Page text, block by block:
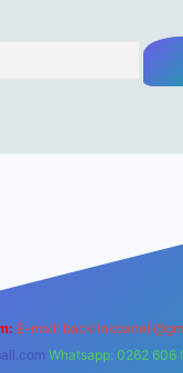
E-mail:
Whatsapp: 0262 606